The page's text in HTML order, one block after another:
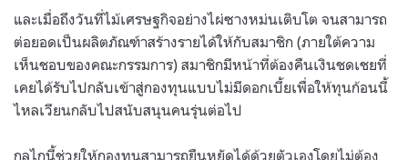
และเมื่อถึงวันที่ไม้เศรษฐกิจอย่างไผ่ซางหม่นเติบโต จนสามารถ
ต่อยอดเป็นผลิตภัณฑ์าสร้างรายได้ให้กับสมาชิก (ภายใต้ความ
เห็นชอบของคณะกรรมการ) สมาชิกมีหน้าที่ต้องคืนเงินชดเชยที่
เคยได้รับไปกลับเข้าสู่กองทุนแบบไม่มีดอกเบี้ยเพื่อให้ทุนก้อนนี้
ไหลเวียนกลับไปสนับสนุนคนรุ่นต่อไป
กลไกนี้ช่วยให้กองทุนสามารถยืนหยัดได้ด้วยตัวเองโดยไม่ต้อง